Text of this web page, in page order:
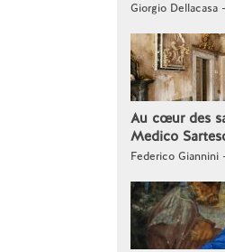
Giorgio Dellacasa
Au cœur des
Medico
Federico Giannini